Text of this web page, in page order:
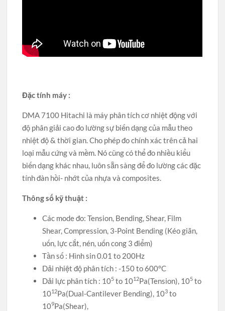
Đặc tính máy :
DMA 7100 Hitachi là máy phân tích cơ nhiệt động với
độ phân giải cao đo lường sự biến dạng của mẫu theo
nhiệt độ & thời gian. Cho phép đo chính xác trên cả hai
loại mẫu cứng và mềm. Nó cũng có thể đo nhiều kiểu
biến dạng khác nhau, luôn sẵn sàng để đo lường các đặc
tính đàn hồi- nhớt của nhựa và composites.
Thông số kỹ thuật :
Các mode đo: Tension, Bending, Shear, Film
Shear, Compression, 3-Point Bending (Kéo giãn,
uốn, lực cắt, nén, uốn cong 3 điểm)
Tần số : Hình sin 0.01 to 200Hz
Dải nhiệt độ phân tích : -150 to 600°C
Dải lực phân tích : 105 to 1012Pa(Tension), 105 to
1012Pa(Dual-Cantilever Bending), 103 to
109Pa(Shear),